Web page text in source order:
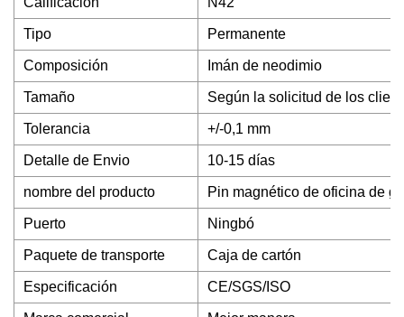
Tipo Permanente
Composición Imán de neodimio
Tamaño Según la solicitud de los
Tolerancia +/-0,1 mm
Detalle de Envio 10-15 días
nombre del producto Pin magnético de oficina de
Puerto Ningbó
Paquete de transporte Caja de cartón
Especificación CE/SGS/ISO